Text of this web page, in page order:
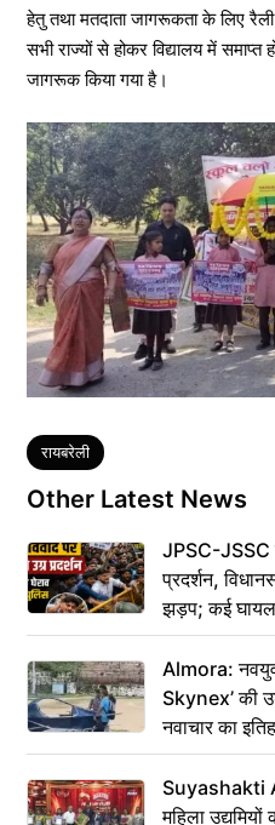
हेतु तथा मतदाता जागरूकता के लिए
सभी राज्यों से होकर विद्यालय में
जागरूक किया गया है।
Tags
रायबरेली
Other Latest News
JPSC-JSSC
प्रदर्शन,
झड़प; कई घायल
Almora:
Skynex’ की
नवाचार का
Suyashakti
महिला